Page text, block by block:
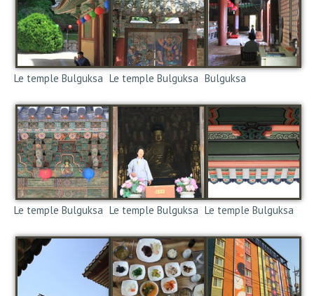
Le temple Bulguksa Le temple Bulguksa Bulguksa
Le temple Bulguksa Le temple Bulguksa Le temple Bulguksa